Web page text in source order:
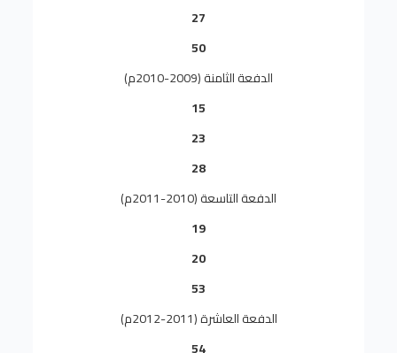
27
50
الدفعة الثامنة (2009-2010م)
15
23
28
الدفعة التاسعة (2010-2011م)
19
20
53
الدفعة العاشرة (2011-2012م)